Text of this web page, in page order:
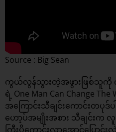
Source : Big Sean
ကွယ်လွန်သွားတဲ့အဖွားဖြစ်သူကို
ရဲ့ One Man Can Change
အကြောင်းသီချင်းကောင်းတပု
ဟော့ပ်အမျိုးအစား သီချင်းက
ကြီးပိုကောင်းလာအောင်ပြော